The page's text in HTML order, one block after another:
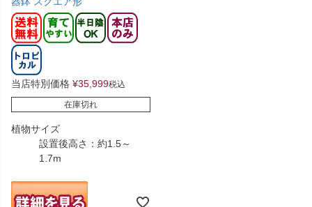
当店特別価格 ¥35,999税込
在庫切れ
植物サイズ
設置後高さ：約1.5～
1.7m